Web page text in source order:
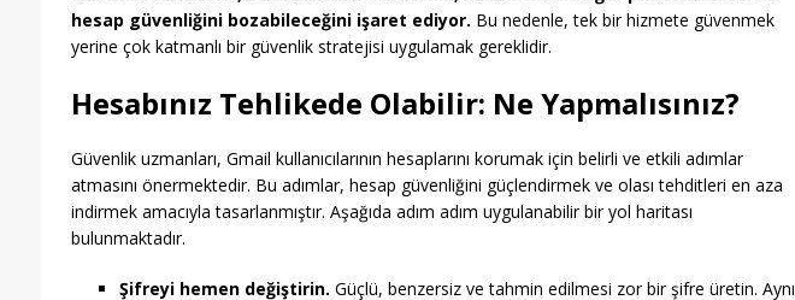
hesap güvenliğini bozabileceğini işaret ediyor. Bu nedenle, tek bir hizmete güvenmek
yerine çok katmanlı bir güvenlik stratejisi uygulamak gereklidir.
Hesabınız Tehlikede Olabilir: Ne Yapmalısınız?
Güvenlik uzmanları, Gmail kullanıcılarının hesaplarını korumak için belirli ve etkili adımlar
atmasını önermektedir. Bu adımlar, hesap güvenliğini güçlendirmek ve olası tehditleri en aza
indirmek amacıyla tasarlanmıştır. Aşağıda adım adım uygulanabilir bir yol haritası
bulunmaktadır.
Şifreyi hemen değiştirin. Güçlü, benzersiz ve tahmin edilmesi zor bir şifre üretin. Aynı